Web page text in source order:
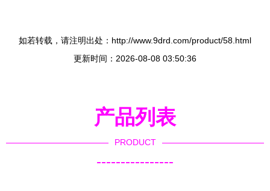
如若转载，请注明出处：http://www.9drd.com/product/58.html
更新时间：2026-08-08 03:50:36
产品列表
PRODUCT
----------------